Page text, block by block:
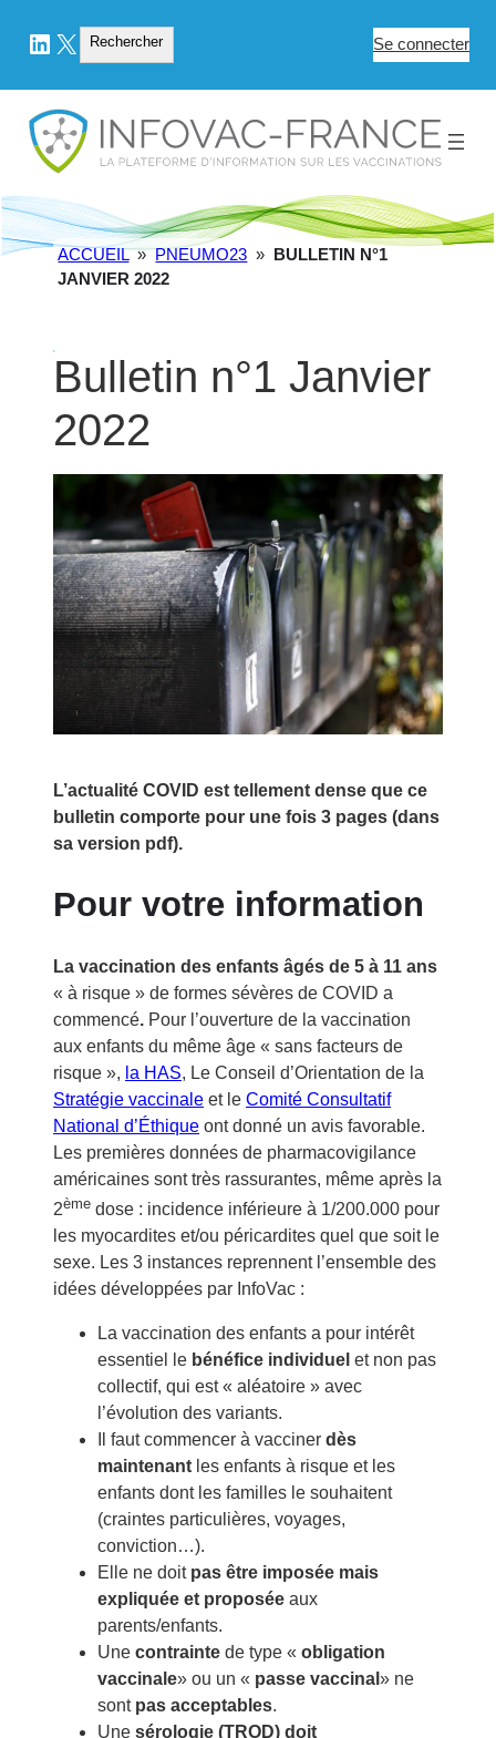
LinkedIn
X Rechercher
Rechercher Se connecter
ACCUEIL » PNEUMO23 » BULLETIN N°1
JANVIER 2022
Bulletin n°1 Janvier
2022
L’actualité COVID est tellement dense que ce
bulletin comporte pour une fois 3 pages (dans
sa version pdf).
Pour votre information
La vaccination des enfants âgés de 5 à 11 ans
« à risque » de formes sévères de COVID a
commencé. Pour l’ouverture de la vaccination
aux enfants du même âge « sans facteurs de
risque », la HAS, Le Conseil d’Orientation de la
Stratégie vaccinale et le Comité Consultatif
National d’Éthique ont donné un avis favorable.
Les premières données de pharmacovigilance
américaines sont très rassurantes, même après la
2ème dose : incidence inférieure à 1/200.000 pour
les myocardites et/ou péricardites quel que soit le
sexe. Les 3 instances reprennent l’ensemble des
idées développées par InfoVac :
La vaccination des enfants a pour intérêt
essentiel le bénéfice individuel et non pas
collectif, qui est « aléatoire » avec
l’évolution des variants.
Il faut commencer à vacciner dès
maintenant les enfants à risque et les
enfants dont les familles le souhaitent
(craintes particulières, voyages,
conviction…).
Elle ne doit pas être imposée mais
expliquée et proposée aux
parents/enfants.
Une contrainte de type « obligation
vaccinale» ou un « passe vaccinal » ne
sontpas acceptables.
Une sérologie (TROD) doit